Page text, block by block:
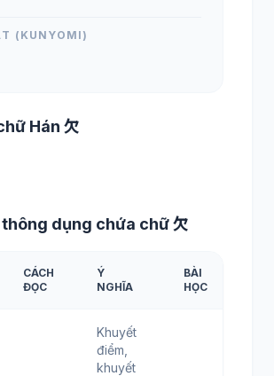
(KUNYOMI)
Hán 欠
dụng chứa chữ 欠
CÁCH
ĐỌC
Ý
NGHĨA
BÀI
HỌC
Khuyết
điểm,
khuyết